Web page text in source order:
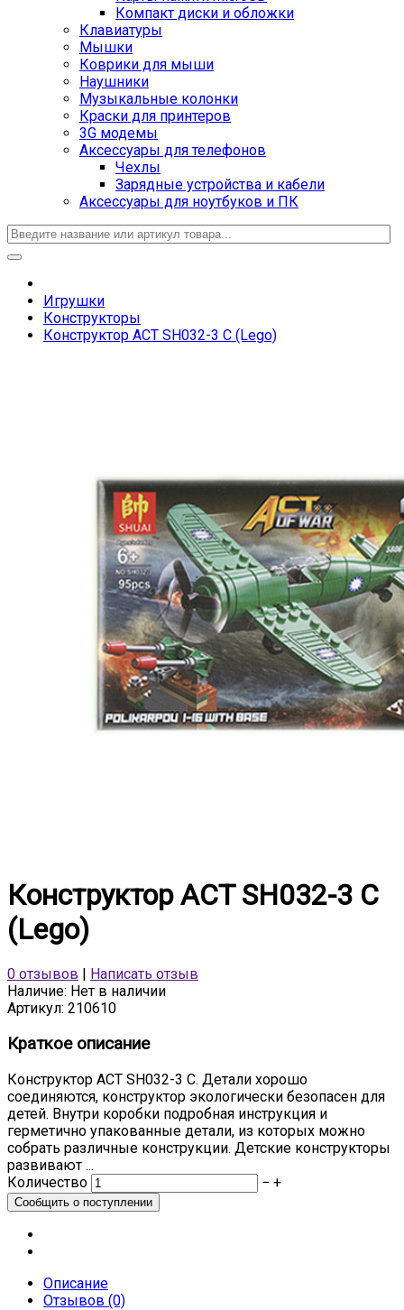
Компакт диски и обложки
Клавиатуры
Мышки
Коврики для мыши
Наушники
Музыкальные колонки
Краски для принтеров
3G модемы
Аксессуары для телефонов
Чехлы
Зарядные устройства и кабели
Аксессуары для ноутбуков и ПК
Игрушки
Конструкторы
Конструктор ACT SH032-3 C (Lego)
Конструктор ACT SH032-3 C
(Lego)
0 отзывов
Написать отзыв
Наличие: Нет в наличии
Артикул: 210610
Краткое описание
Конструктор ACT SH032-3 С. Детали хорошо
соединяются, конструктор экологически безопасен для
детей. Внутри коробки подробная инструкция и
герметично упакованные детали, из которых можно
собрать различные конструкции. Детские конструкторы
развивают ...
Количество
− +
Описание
Отзывов (0)